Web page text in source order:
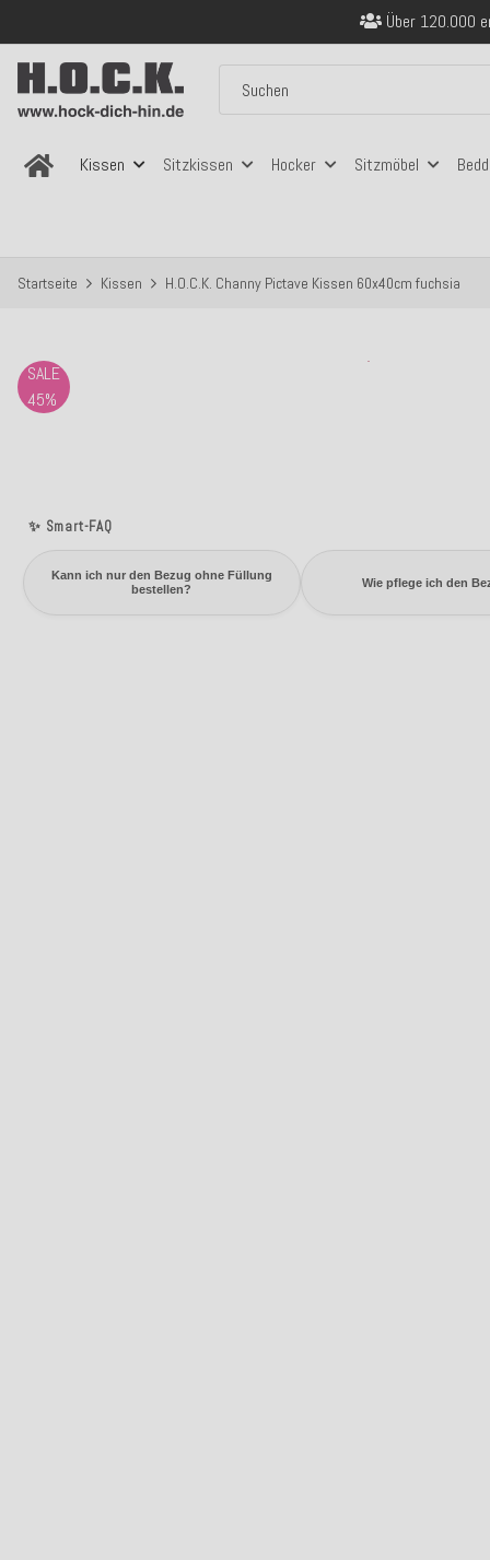
Sicher
Kostenloser Versand
Kissen
Sitzkissen Hocker Sitzmöbel
Startseite Kissen H.O.C.K. Channy Pictave Kissen 60x40cm fuchsia
SALE
45%
✨ Smart-FAQ
Kann ich nur den Bezug ohne Füllung
bestellen?
Wie pflege ich den